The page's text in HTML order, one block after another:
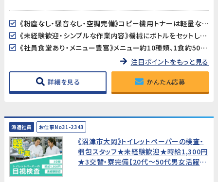
《粉塵なし・騒音なし・空調完備》コピー機用トナーは軽量な粉末製品。重量物の取り扱いがなく、空調の効いた屋内での作業なので、季節を問わず快適に働けます。
《未経験歓迎・シンプルな作業内容》機械にボトルをセットして操作するだけのシンプルな作業です。資格・経験は一切不要なので、工場勤務が初めての方でも安心です。
《社員食堂あり・メニュー豊富》メニュー約10種類、1食約500円とお手頃価格。お昼の準備が不要で、毎日の食事もラクラクです。
注目ポイントをもっと見る
詳細を見る かんたん応募
派遣社員 お仕事No31-2343
《沼津市大岡》トイレットペーパーの検査・
梱包スタッフ★未経験歓迎★時給1,300円
★3交替・寮完備【20代〜50代男女活躍